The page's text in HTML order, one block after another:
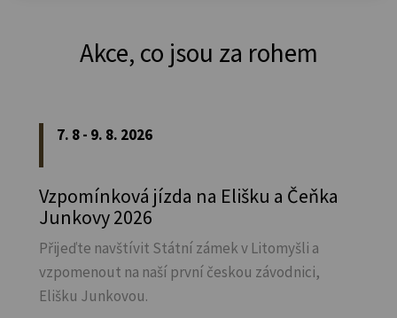
Akce, co jsou za rohem
7. 8 - 9. 8. 2026
Vzpomínková jízda na Elišku a Čeňka
Junkovy 2026
Přijeďte navštívit Státní zámek v Litomyšli a
vzpomenout na naší první českou závodnici,
Elišku Junkovou.